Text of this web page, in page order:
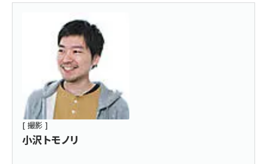
[ 撮影 ]
小沢トモノリ